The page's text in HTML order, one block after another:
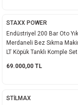
STAXX POWER
Endüstriyel 200 Bar Oto
Merdaneli Bez Sıkma
LT Köpük Tanklı Komple Set
69.000,00 TL
STİLMAX